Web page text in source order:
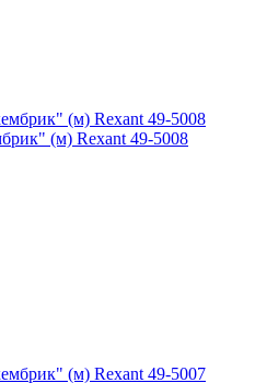
(м) Rexant 49-5008